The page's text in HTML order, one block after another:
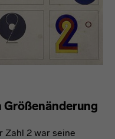
Zahl 2 war seine